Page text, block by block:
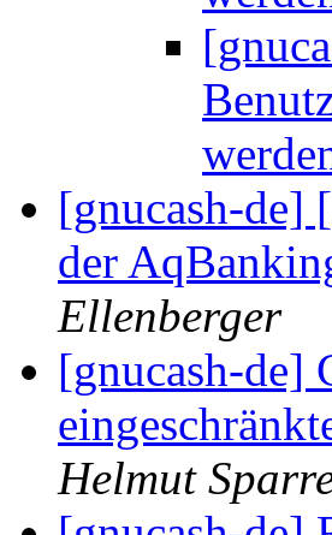
[gnucash-de]
der
Ellenberger
[gnucash-de]
Helmut